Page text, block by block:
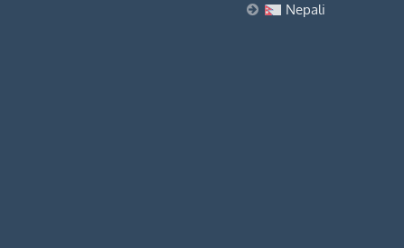
Nepali